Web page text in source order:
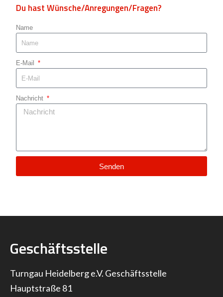
Du hast Wünsche/Anregungen/Fragen?
Name
E-Mail
Nachricht
Senden
Geschäftsstelle
Turngau Heidelberg e.V. Geschäftsstelle
Hauptstraße 81